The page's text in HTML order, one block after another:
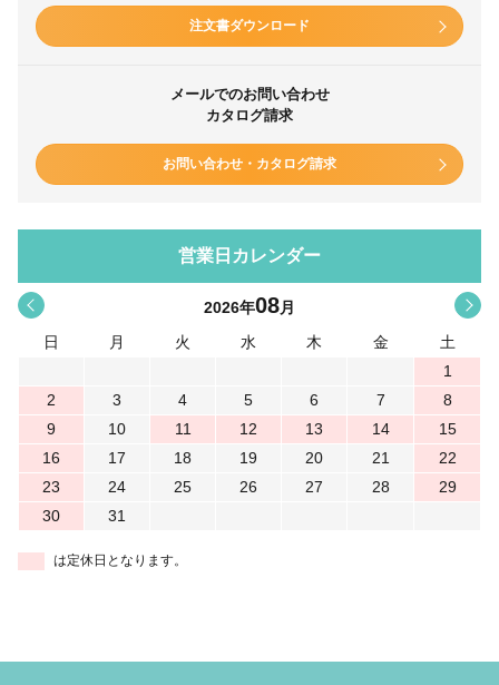
注文書ダウンロード
メールでのお問い合わせ
カタログ請求
お問い合わせ・カタログ請求
営業日カレンダー
< 2026年08月
日
月 火 水 木 金
土
1
2
3 4 5 6 7
8
9
10 11 12 13 14
15
16
17 18 19 20 21
22
23
24 25 26 27 28
29
30
31
は定休日となります。